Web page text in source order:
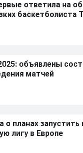
ответила на
баскетболиста
объявлены
матчей
о планах запустить
лигу в Европе